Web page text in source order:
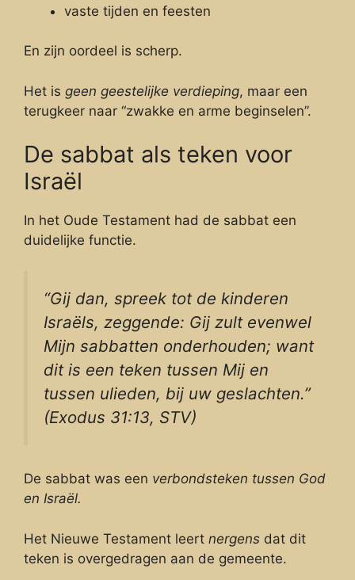
vaste tijden en feesten
En zijn oordeel is scherp.
Het is geen geestelijke verdieping, maar een
terugkeer naar “zwakke en arme beginselen”.
De sabbat als teken voor
Israël
In het Oude Testament had de sabbat een
duidelijke functie.
“Gij dan, spreek tot de kinderen
Israëls, zeggende: Gij zult evenwel
Mijn sabbatten onderhouden; want
dit is een teken tussen Mij en
tussen ulieden, bij uw geslachten.”
(Exodus 31:13, STV)
De sabbat was een verbondsteken tussen God
en Israël.
Het Nieuwe Testament leert nergens dat dit
teken is overgedragen aan de gemeente.